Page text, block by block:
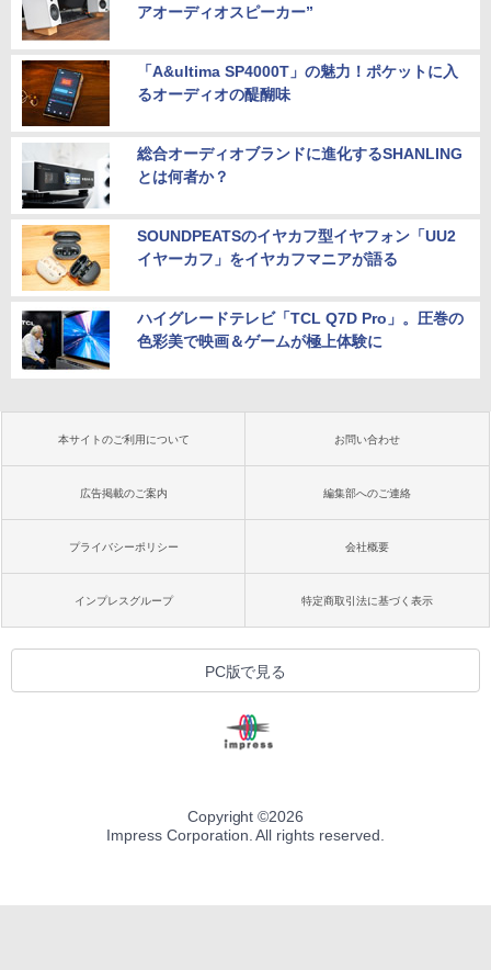
アオーディオスピーカー”
「A&ultima SP4000T」の魅力！ポケットに入
るオーディオの醍醐味
総合オーディオブランドに進化するSHANLING
とは何者か？
SOUNDPEATSのイヤカフ型イヤフォン「UU2
イヤーカフ」をイヤカフマニアが語る
ハイグレードテレビ「TCL Q7D Pro」。圧巻の
色彩美で映画＆ゲームが極上体験に
本サイトのご利用について お問い合わせ
広告掲載のご案内 編集部へのご連絡
プライバシーポリシー 会社概要
インプレスグループ 特定商取引法に基づく表示
PC版で見る
Copyright ©2026
Impress Corporation. All rights reserved.